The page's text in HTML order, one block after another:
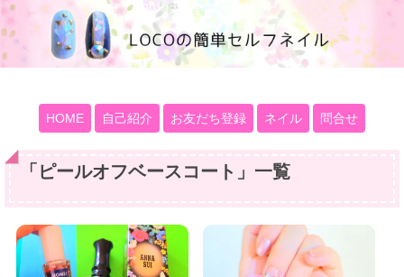
100均大好きママブログ
HOME 自己紹介 お友だち登録 ネイル 問合せ
「 ピールオフベースコート 」 一覧